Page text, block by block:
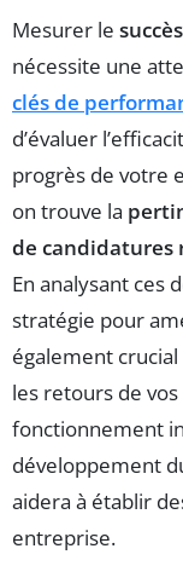
Mesurer le succès
nécessite une
clés de
d’évaluer
progrès de votre
on trouve la
de candidatures
En analysant ces
stratégie pour
également
les retours de
fonctionnement
développement
aidera à établir
entreprise.